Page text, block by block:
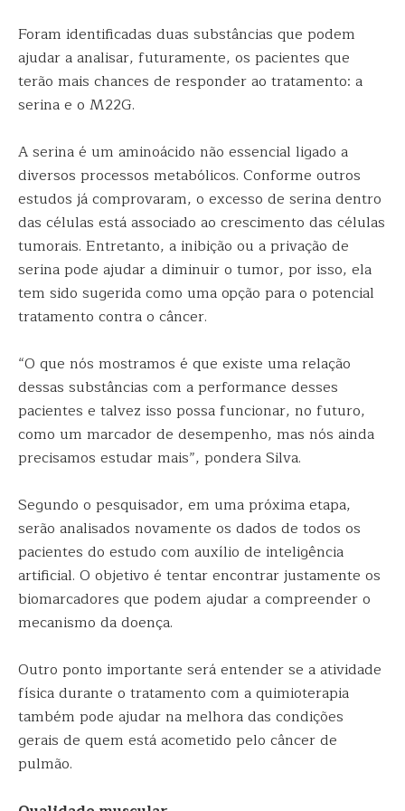
Foram identificadas duas substâncias que podem
ajudar a analisar, futuramente, os pacientes que
terão mais chances de responder ao tratamento: a
serina e o M22G.
A serina é um aminoácido não essencial ligado a
diversos processos metabólicos. Conforme outros
estudos já comprovaram, o excesso de serina dentro
das células está associado ao crescimento das células
tumorais. Entretanto, a inibição ou a privação de
serina pode ajudar a diminuir o tumor, por isso, ela
tem sido sugerida como uma opção para o potencial
tratamento contra o câncer.
“O que nós mostramos é que existe uma relação
dessas substâncias com a performance desses
pacientes e talvez isso possa funcionar, no futuro,
como um marcador de desempenho, mas nós ainda
precisamos estudar mais”, pondera Silva.
Segundo o pesquisador, em uma próxima etapa,
serão analisados novamente os dados de todos os
pacientes do estudo com auxílio de inteligência
artificial. O objetivo é tentar encontrar justamente os
biomarcadores que podem ajudar a compreender o
mecanismo da doença.
Outro ponto importante será entender se a atividade
física durante o tratamento com a quimioterapia
também pode ajudar na melhora das condições
gerais de quem está acometido pelo câncer de
pulmão.